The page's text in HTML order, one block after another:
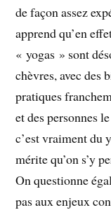
de façon assez
apprend qu’en
« yogas » sont
chèvres, avec des
pratiques
et des personnes
c’est vraiment du
mérite qu’on s’y
On questionne
pas aux enjeux